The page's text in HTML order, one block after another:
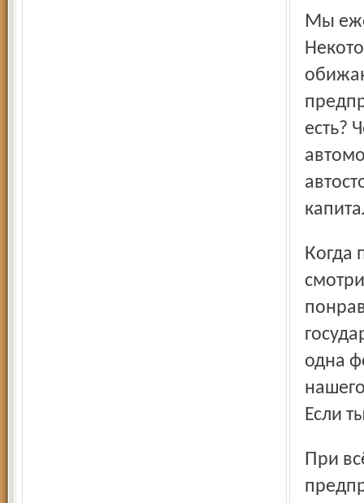
Мы ежегодно увеличиваем на заводе зарплату.
есть?
Когда поездишь по другим странам, главное, на что
одна
Если
При всём при том умей привлечь людей к работе